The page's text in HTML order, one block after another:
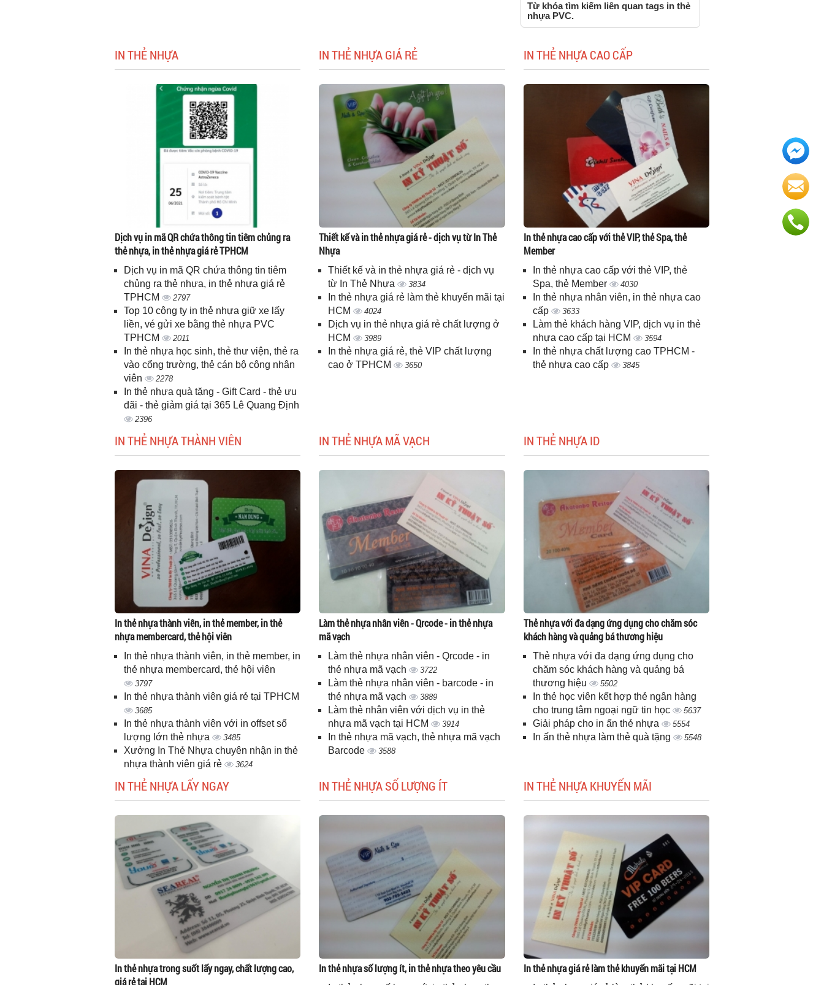
Từ khóa tìm kiếm liên quan tags in thẻ
nhựa PVC.
IN THẺ NHỰA
Dịch vụ in mã QR chứa thông tin tiêm chủng ra
thẻ nhựa, in thẻ nhựa giá rẻ TPHCM
Dịch vụ in mã QR chứa thông tin tiêm
chủng ra thẻ nhựa, in thẻ nhựa giá rẻ
TPHCM
2797
Top 10 công ty in thẻ nhựa giữ xe lấy
liền, vé gửi xe bằng thẻ nhựa PVC
TPHCM
2011
In thẻ nhựa học sinh, thẻ thư viện, thẻ ra
vào cổng trường, thẻ cán bộ công nhân
viên
2278
In thẻ nhựa quà tặng - Gift Card - thẻ ưu
đãi - thẻ giảm giá tại 365 Lê Quang Định
2396
IN THẺ NHỰA GIÁ RẺ
Thiết kế và in thẻ nhựa giá rẻ - dịch vụ từ In Thẻ
Nhựa
Thiết kế và in thẻ nhựa giá rẻ - dịch vụ
từ In Thẻ Nhựa
3834
In thẻ nhựa giá rẻ làm thẻ khuyến mãi tại
HCM
4024
Dịch vụ in thẻ nhựa giá rẻ chất lượng ở
HCM
3989
In thẻ nhựa giá rẻ, thẻ VIP chất lượng
cao ở TPHCM
3650
IN THẺ NHỰA CAO CẤP
In thẻ nhựa cao cấp với thẻ VIP, thẻ Spa, thẻ
Member
In thẻ nhựa cao cấp với thẻ VIP, thẻ
Spa, thẻ Member
4030
In thẻ nhựa nhân viên, in thẻ nhựa cao
cấp
3633
Làm thẻ khách hàng VIP, dịch vụ in thẻ
nhựa cao cấp tại HCM
3594
In thẻ nhựa chất lượng cao TPHCM -
thẻ nhựa cao cấp
3845
IN THẺ NHỰA THÀNH VIÊN
In thẻ nhựa thành viên, in thẻ member, in thẻ
nhựa membercard, thẻ hội viên
In thẻ nhựa thành viên, in thẻ member, in
thẻ nhựa membercard, thẻ hội viên
3797
In thẻ nhựa thành viên giá rẻ tại TPHCM
3685
In thẻ nhựa thành viên với in offset số
lượng lớn thẻ nhựa
3485
Xưởng In Thẻ Nhựa chuyên nhận in thẻ
nhựa thành viên giá rẻ
3624
IN THẺ NHỰA MÃ VẠCH
Làm thẻ nhựa nhân viên - Qrcode - in thẻ nhựa
mã vạch
Làm thẻ nhựa nhân viên - Qrcode - in
thẻ nhựa mã vạch
3722
Làm thẻ nhựa nhân viên - barcode - in
thẻ nhựa mã vạch
3889
Làm thẻ nhân viên với dịch vụ in thẻ
nhựa mã vạch tại HCM
3914
In thẻ nhựa mã vạch, thẻ nhựa mã vạch
Barcode
3588
IN THẺ NHỰA ID
Thẻ nhựa với đa dạng ứng dụng cho chăm sóc
khách hàng và quảng bá thương hiệu
Thẻ nhựa với đa dạng ứng dụng cho
chăm sóc khách hàng và quảng bá
thương hiệu
5502
In thẻ học viên kết hợp thẻ ngân hàng
cho trung tâm ngoại ngữ tin học
5637
Giải pháp cho in ấn thẻ nhựa 5554
In ấn thẻ nhựa làm thẻ quà tặng 5548
IN THẺ NHỰA LẤY NGAY
In thẻ nhựa trong suốt lấy ngay, chất lượng cao,
giá rẻ tại HCM
IN THẺ NHỰA SỐ LƯỢNG ÍT
In thẻ nhựa số lượng ít, in thẻ nhựa theo yêu cầu
IN THẺ NHỰA KHUYẾN MÃI
In thẻ nhựa giá rẻ làm thẻ khuyến mãi tại HCM